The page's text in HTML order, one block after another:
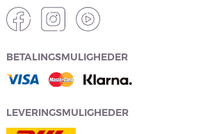
BETALINGSMULIGHEDER
LEVERINGSMULIGHEDER